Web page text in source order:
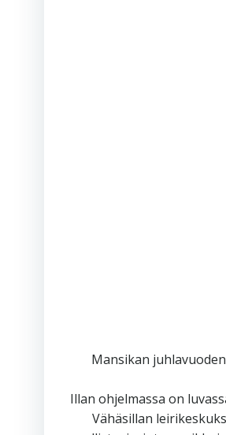
Mansikan
Illan ohjelmassa on
Vähäsillan